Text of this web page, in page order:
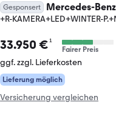
Gesponsert Mercedes-
+R-KAMERA+LED+WINTER-
33.950 €¹
Fairer Preis
ggf. zzgl. Lieferkosten
Lieferung möglich
Versicherung vergleichen